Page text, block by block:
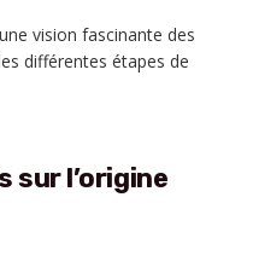
vision fascinante des
différentes étapes de
sur l’origine